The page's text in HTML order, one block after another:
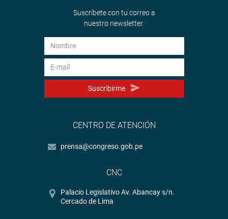
Suscríbete con tu correo a
nuestro newsletter.
Suscribirme
CENTRO DE ATENCIÓN
prensa@congreso.gob.pe
CNC
Palacio Legislativo Av. Abancay s/n.
Cercado de Lima